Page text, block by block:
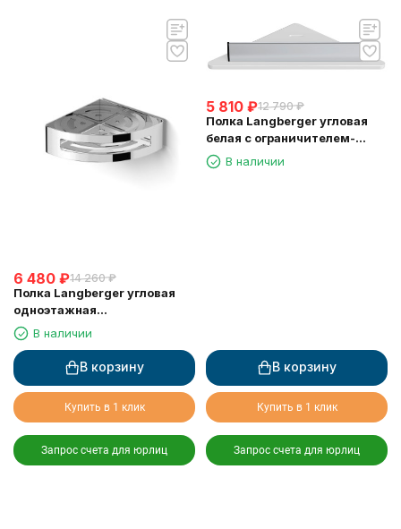
6 480 ₽14 260 ₽
Полка Langberger угловая
одноэтажная
хромированная 75260
В наличии
В корзину
Купить в 1 клик
Запрос счета для юрлиц
5 810 ₽12 790 ₽
Полка Langberger угловая
белая с ограничителем-
скребок 73451-WH
В наличии
В корзину
Купить в 1 клик
Запрос счета для юрлиц